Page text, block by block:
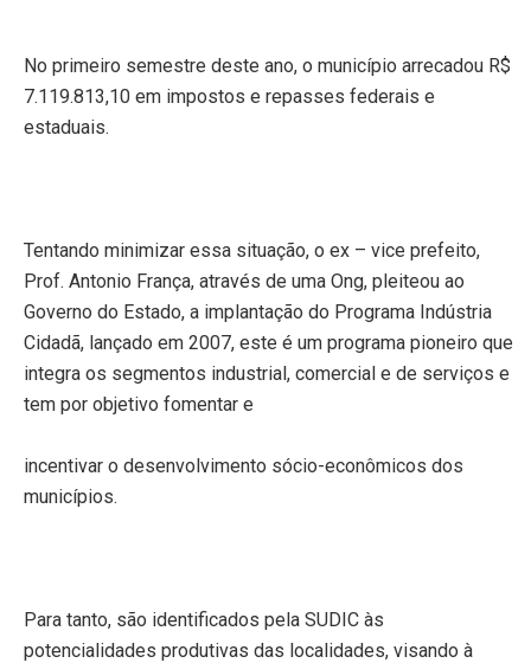
No primeiro semestre deste ano, o município arrecadou R$
7.119.813,10 em impostos e repasses federais e
estaduais.
Tentando minimizar essa situação, o ex – vice prefeito,
Prof. Antonio França, através de uma Ong, pleiteou ao
Governo do Estado, a implantação do Programa Indústria
Cidadã, lançado em 2007, este é um programa pioneiro que
integra os segmentos industrial, comercial e de serviços e
tem por objetivo fomentar e
incentivar o desenvolvimento sócio-econômicos dos
municípios.
Para tanto, são identificados pela SUDIC às
potencialidades produtivas das localidades, visando à